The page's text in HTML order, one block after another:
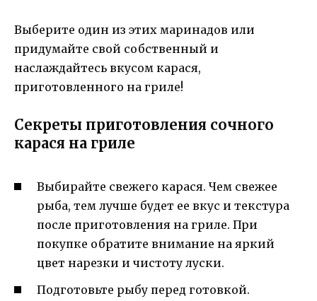
Выберите один из этих маринадов или
придумайте свой собственный и
наслаждайтесь вкусом карася,
приготовленного на гриле!
Секреты приготовления сочного
карася на гриле
Выбирайте свежего карася. Чем свежее
рыба, тем лучше будет ее вкус и текстура
после приготовления на гриле. При
покупке обратите внимание на яркий
цвет нарезки и чистоту луски.
Подготовьте рыбу перед готовкой.